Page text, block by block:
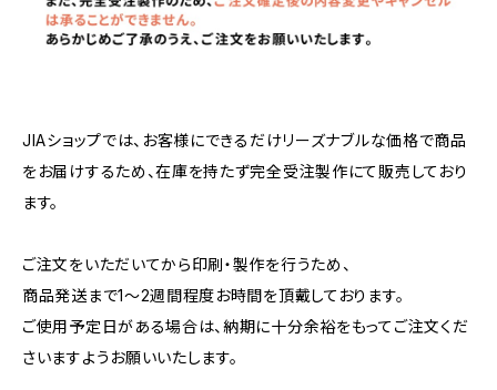
JIAショップでは、お客様にできるだけリーズナブルな価格で商品
をお届けするため、在庫を持たず完全受注製作にて販売しており
ます。
ご注文をいただいてから印刷・製作を行うため、
商品発送まで1〜2週間程度お時間を頂戴しております。
ご使用予定日がある場合は、納期に十分余裕をもってご注文くだ
さいますようお願いいたします。